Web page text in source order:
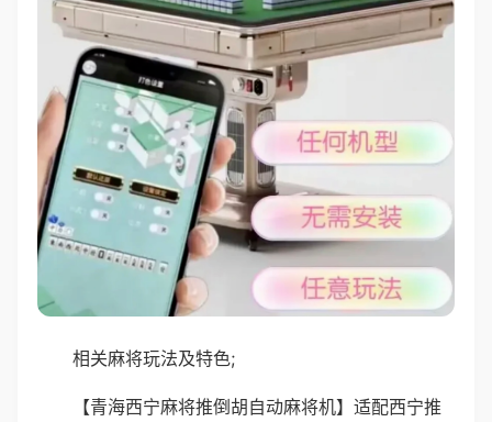
相关麻将玩法及特色;
【青海西宁麻将推倒胡自动麻将机】适配西宁推